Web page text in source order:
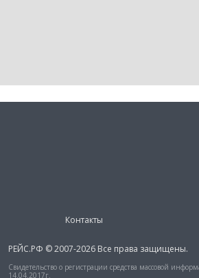
Контакты
РЕЙС.РФ © 2007-2026 Все права защищены.
Свидетельство о регистрации средства массовой
14.04.2017г.